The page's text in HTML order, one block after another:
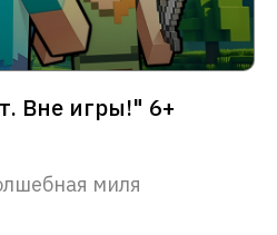
Вне игры!" 6+
миля